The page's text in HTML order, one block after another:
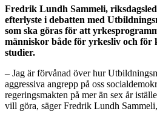
Fredrik Lundh Sammeli,
efterlyste i debatten med
som ska göras för att
människor både för yrkesliv och för
studier.
– Jag är förvånad över hur
aggressiva angrepp på oss
regeringsmakten på mer än sex år
vill göra, säger Fredrik Lundh